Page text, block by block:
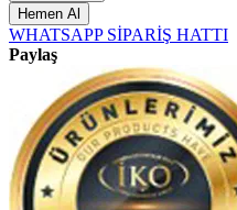
Hemen Al
WHATSAPP SİPARİŞ HATTI
Paylaş